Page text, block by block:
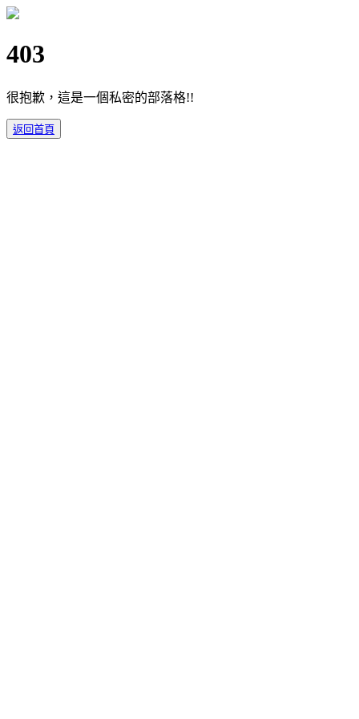
403
很抱歉，這是一個私密的部落格!!
返回首頁